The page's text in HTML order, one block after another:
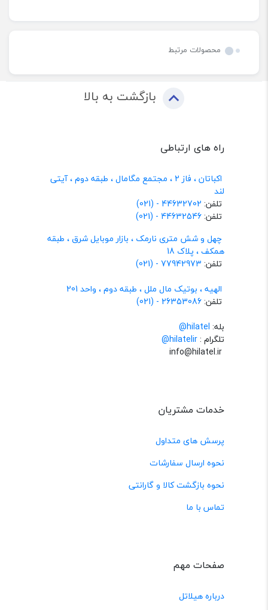
محصولات مرتبط
بازگشت به بالا
راه های ارتباطی
اکباتان ، فاز 2 ، مجتمع مگامال ، طبقه دوم ، آیتی
لند
تلفن: 44632702 - (021)
تلفن:44632546 - (021)
چهل و شش متری نارمک ، بازار موبایل شرق ، طبقه
همکف ، پلاک 18
تلفن: 77942973 - (021)
الهیه ، بوتیک مال ملل ، طبقه دوم ، واحد 201
تلفن:26353086 - (021)
بله: hilatel@
تلگرام :@hilatelir
خدمات مشتریان
پرسش های متداول
نحوه ارسال سفارشات
نحوه بازگشت کالا و گارانتی
تماس با ما
صفحات مهم
درباره هیلاتل